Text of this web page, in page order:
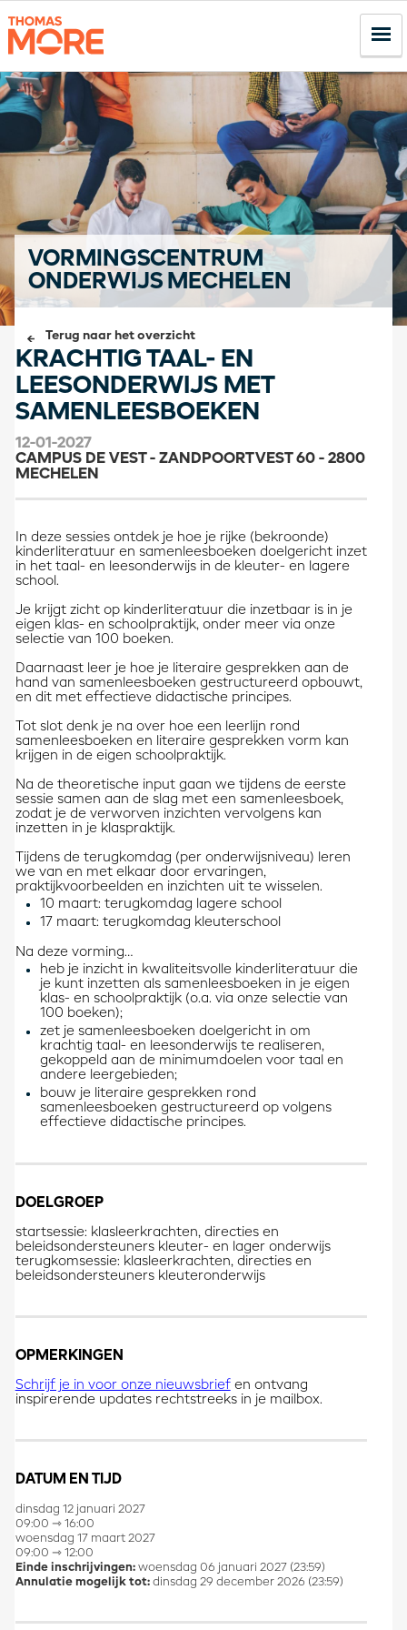
VORMINGSCENTRUM
ONDERWIJS MECHELEN
Terug naar het overzicht
KRACHTIG TAAL- EN
LEESONDERWIJS MET
SAMENLEESBOEKEN
12-01-2027
CAMPUS DE VEST - ZANDPOORTVEST 60 - 2800
MECHELEN
In deze sessies ontdek je hoe je rijke (bekroonde)
kinderliteratuur en samenleesboeken doelgericht inzet
in het taal- en leesonderwijs in de kleuter- en lagere
school.
Je krijgt zicht op kinderliteratuur die inzetbaar is in je
eigen klas- en schoolpraktijk, onder meer via onze
selectie van 100 boeken.
Daarnaast leer je hoe je literaire gesprekken aan de
hand van samenleesboeken gestructureerd opbouwt,
en dit met effectieve didactische principes.
Tot slot denk je na over hoe een leerlijn rond
samenleesboeken en literaire gesprekken vorm kan
krijgen in de eigen schoolpraktijk.
Na de theoretische input gaan we tijdens de eerste
sessie samen aan de slag met een samenleesboek,
zodat je de verworven inzichten vervolgens kan
inzetten in je klaspraktijk.
Tijdens de terugkomdag (per onderwijsniveau) leren
we van en met elkaar door ervaringen,
praktijkvoorbeelden en inzichten uit te wisselen.
10 maart: terugkomdag lagere school
17 maart: terugkomdag kleuterschool
Na deze vorming…
heb je inzicht in kwaliteitsvolle kinderliteratuur die
je kunt inzetten als samenleesboeken in je eigen
klas- en schoolpraktijk (o.a. via onze selectie van
100 boeken);
zet je samenleesboeken doelgericht in om
krachtig taal- en leesonderwijs te realiseren,
gekoppeld aan de minimumdoelen voor taal en
andere leergebieden;
bouw je literaire gesprekken rond
samenleesboeken gestructureerd op volgens
effectieve didactische principes.
DOELGROEP
startsessie: klasleerkrachten, directies en
beleidsondersteuners kleuter- en lager onderwijs
terugkomsessie: klasleerkrachten, directies en
beleidsondersteuners kleuteronderwijs
OPMERKINGEN
Schrijf je in voor onze nieuwsbriefen ontvang
inspirerende updates rechtstreeks in je mailbox.
DATUM EN TIJD
dinsdag 12 januari 2027
09:00 ⇾ 16:00
woensdag 17 maart 2027
09:00 ⇾ 12:00
Einde inschrijvingen: woensdag 06 januari 2027 (23:59)
Annulatie mogelijk tot: dinsdag 29 december 2026 (23:59)